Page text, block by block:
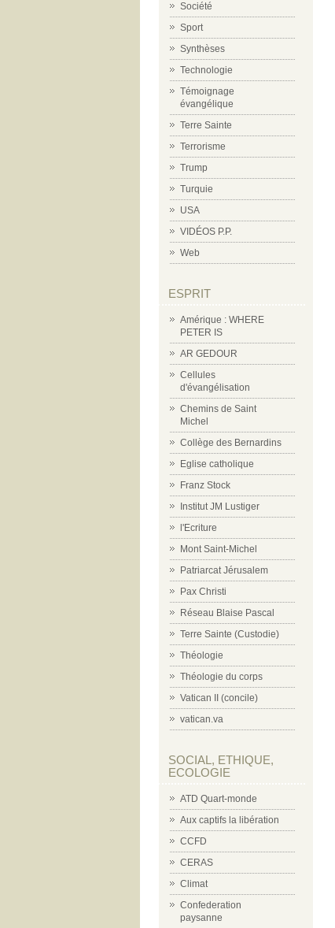
Société
Sport
Synthèses
Technologie
Témoignage
évangélique
Terre Sainte
Terrorisme
Trump
Turquie
USA
VIDÉOS P.P.
Web
ESPRIT
Amérique : WHERE
PETER IS
AR GEDOUR
Cellules
d'évangélisation
Chemins de Saint
Michel
Collège des Bernardins
Eglise catholique
Franz Stock
Institut JM Lustiger
l'Ecriture
Mont Saint-Michel
Patriarcat Jérusalem
Pax Christi
Réseau Blaise Pascal
Terre Sainte (Custodie)
Théologie
Théologie du corps
Vatican II (concile)
vatican.va
SOCIAL, ETHIQUE,
ECOLOGIE
ATD Quart-monde
Aux captifs la libération
CCFD
CERAS
Climat
Confederation
paysanne